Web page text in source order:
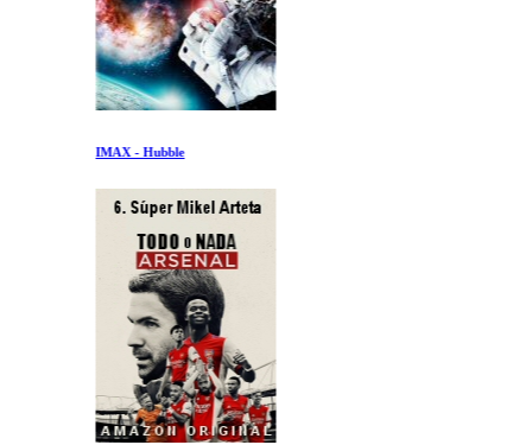
IMAX - Hubble